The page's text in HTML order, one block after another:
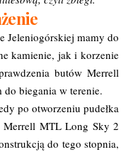
Jeleniogórskiej mamy do
kamienie, jak i korzenie
butów Merrell
biegania w terenie.
po otworzeniu pudełka
Merrell MTL Long Sky 2
do tego stopnia,